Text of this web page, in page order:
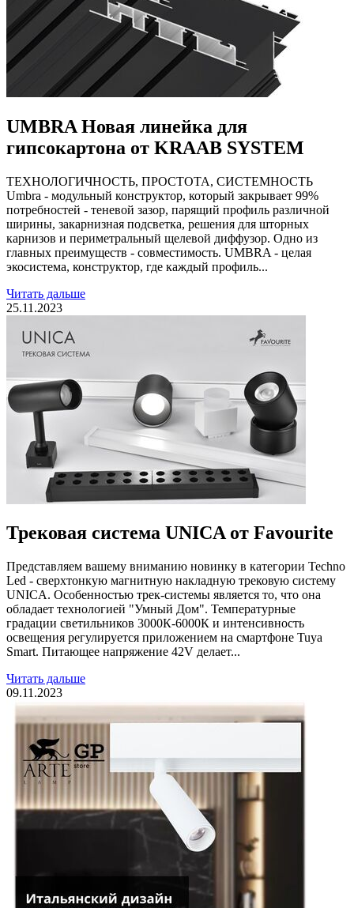
UMBRA Новая линейка для
гипсокартона от KRAAB SYSTEM
ТЕХНОЛОГИЧНОСТЬ, ПРОСТОТА, СИСТЕМНОСТЬ
Umbra - модульный конструктор, который закрывает 99%
потребностей - теневой зазор, парящий профиль различной
ширины, закарнизная подсветка, решения для шторных
карнизов и периметральный щелевой диффузор. Одно из
главных преимуществ - совместимость. UMBRA - целая
экосистема, конструктор, где каждый профиль...
Читать дальше
25.11.2023
Трековая система UNICA от Favourite
Представляем вашему вниманию новинку в категории Techno
Led - сверхтонкую магнитную накладную трековую систему
UNICA. Особенностью трек-системы является то, что она
обладает технологией "Умный Дом". Температурные
градации светильников 3000К-6000К и интенсивность
освещения регулируется приложением на смартфоне Tuya
Smart. Питающее напряжение 42V делает...
Читать дальше
09.11.2023